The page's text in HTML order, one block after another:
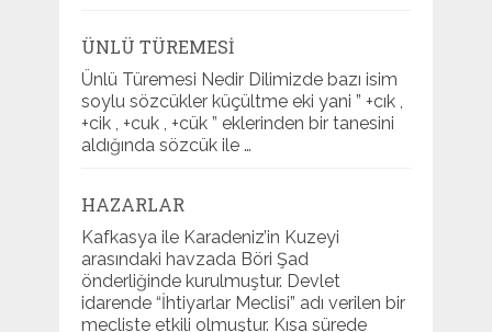
ÜNLÜ TÜREMESI
Ünlü Türemesi Nedir Dilimizde bazı isim
soylu sözcükler küçültme eki yani ” +cık ,
+cik , +cuk , +cük ” eklerinden bir tanesini
aldığında sözcük ile …
HAZARLAR
Kafkasya ile Karadeniz’in Kuzeyi
arasındaki havzada Böri Şad
önderliğinde kurulmuştur. Devlet
idarende “İhtiyarlar Meclisi” adı verilen bir
mecliste etkili olmuştur. Kısa sürede